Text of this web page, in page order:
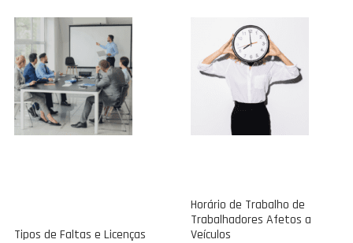
Tipos de Faltas e Licenças
Horário de Trabalho de
Trabalhadores Afetos a
Veículos